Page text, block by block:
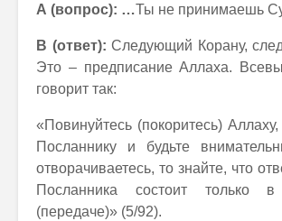
А (вопрос): …Ты не принимаешь
В (ответ): Следующий Корану,
Это – предписание Аллаха.
говорит так:
«Повинуйтесь (покоритесь)
Посланнику и будьте
отворачиваетесь, то знайте, что
Посланника состоит только
(передаче)» (5/92).